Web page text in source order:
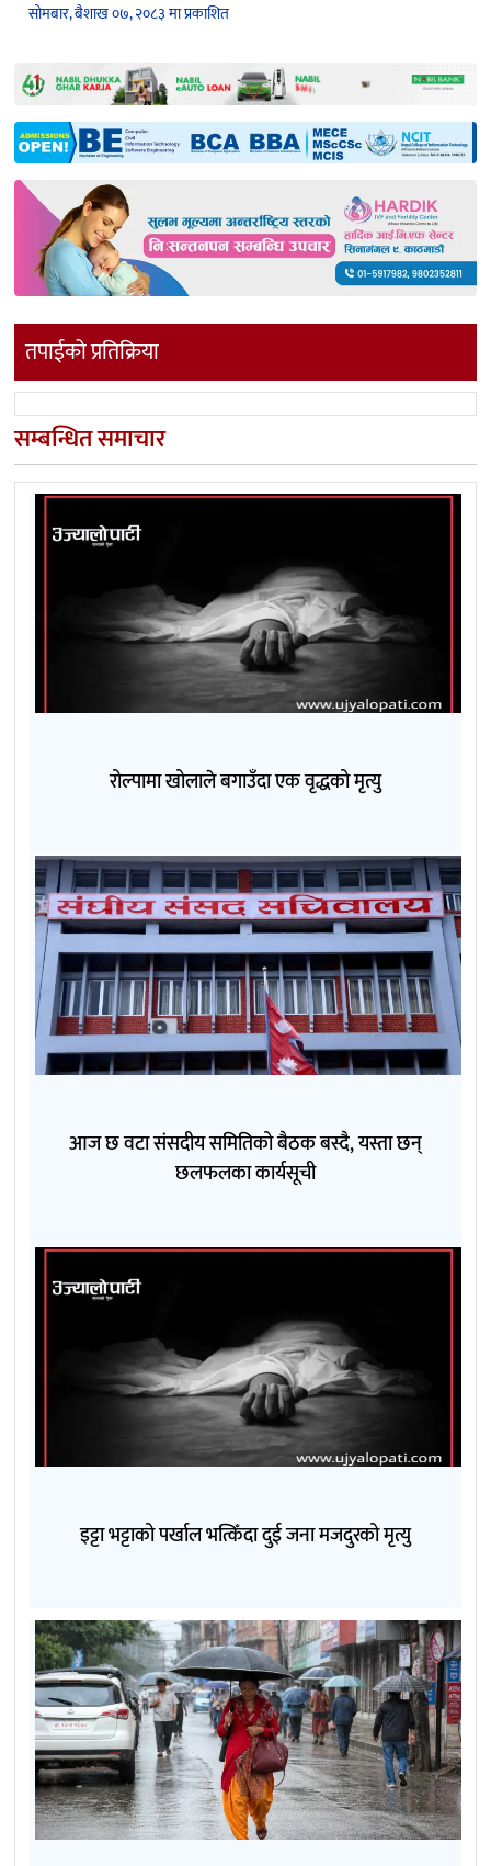
सोमबार, बैशाख ०७, २०८३ मा प्रकाशित
तपाईको प्रतिक्रिया
सम्बन्धित समाचार
रोल्पामा खोलाले बगाउँदा एक वृद्धको मृत्यु
आज छ वटा संसदीय समितिको बैठक बस्दै, यस्ता छन्
छलफलका कार्यसूची
इट्टा भट्टाको पर्खाल भत्किँदा दुई जना मजदुरको मृत्यु